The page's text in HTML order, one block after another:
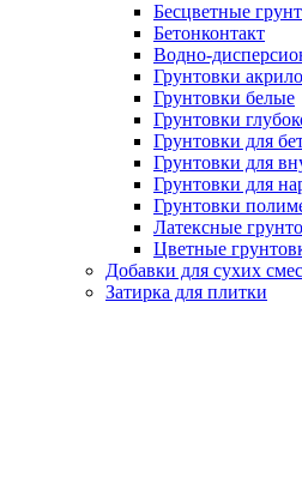
Бесцветные
Бетонконтакт
Водно-
Грунтовки
Грунтовки белые
Грунтовки
Грунтовки для
Грунтовки для
Грунтовки для
Грунтовки
Латексные
Цветные
Добавки для сухих
Затирка для плитки